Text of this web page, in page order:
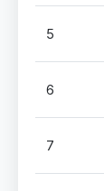
5
6
7